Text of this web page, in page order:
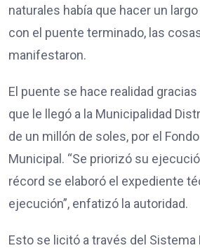
naturales había que hacer un
con el puente terminado, las
manifestaron.
El puente se hace realidad
que le llegó a la Municipalidad
de un millón de soles, por el
Municipal. “Se priorizó su
récord se elaboró el expediente
ejecución”, enfatizó la autoridad.
Esto se licitó a través del Sistema